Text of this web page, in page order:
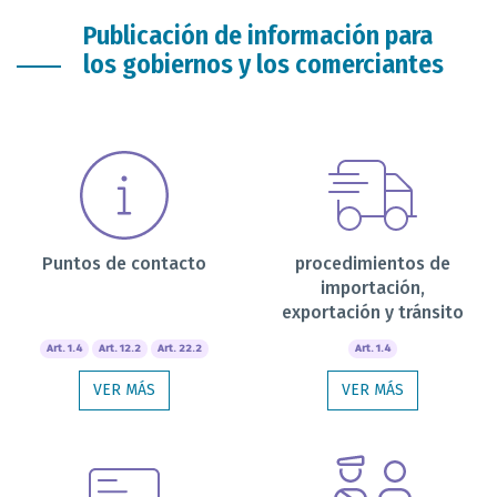
Publicación de información para
los gobiernos y los comerciantes
Puntos de contacto
Art. 1.4 Art. 12.2 Art. 22.2
VER MÁS
procedimientos de
importación,
exportación y tránsito
Art. 1.4
VER MÁS